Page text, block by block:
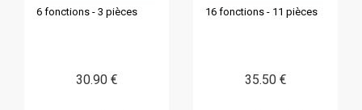
6 fonctions - 3 pièces
30.90 €
16 fonctions - 11 pièces
35.50 €